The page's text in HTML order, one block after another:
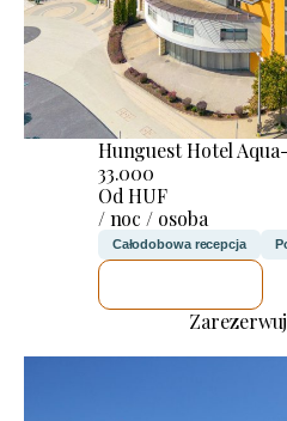
Hunguest Hotel
33.000
Od HUF
/ noc / osoba
Całodobowa recepcja